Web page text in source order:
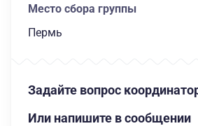
Место сбора группы
Пермь
Задайте вопрос
Или напишите в сообщении